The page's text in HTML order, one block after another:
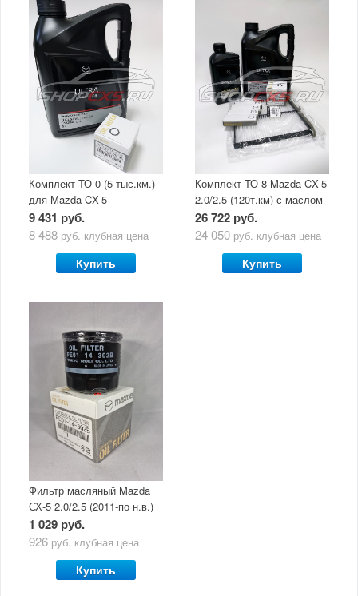
Комплект ТО-0 (5 тыс.км.)
для Mazda CX-5
(двигатель 2.0/2.5) с
маслом Mazda Original Oil
9 431 руб.
8 488 руб. клубная цена
Купить
Комплект ТО-8 Mazda CX-5
2.0/2.5 (120т.км) с маслом
Mazda Original Oil Ultra
5W30
26 722 руб.
24 050 руб. клубная цена
Купить
Фильтр масляный Mazda
СХ-5 2.0/2.5 (2011-по н.в.)
1 029 руб.
926 руб. клубная цена
Купить